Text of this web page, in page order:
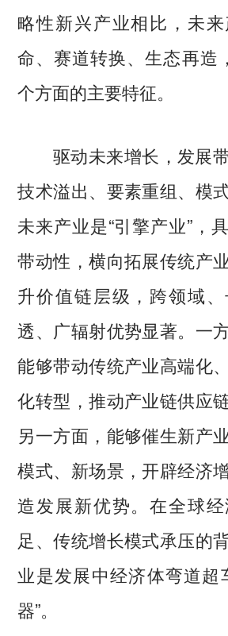
略性新兴产业相比，未
命、赛道转换、生态再造
个方面的主要特征。
驱动未来增长，发展
技术溢出、要素重组、模
未来产业是“引擎产业”，
带动性，横向拓展传统产
升价值链层级，跨领域
透、广辐射优势显著。一
能够带动传统产业高端化
化转型，推动产业链供应
另一方面，能够催生新产
模式、新场景，开辟经济
造发展新优势。在全球
足、传统增长模式承压的
业是发展中经济体弯道超
器”。